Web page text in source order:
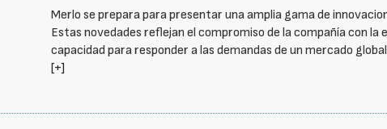
Merlo se prepara para presentar una amplia gama de
Estas novedades reflejan el compromiso de la compañía con
capacidad para responder a las demandas de un mercado
[+]